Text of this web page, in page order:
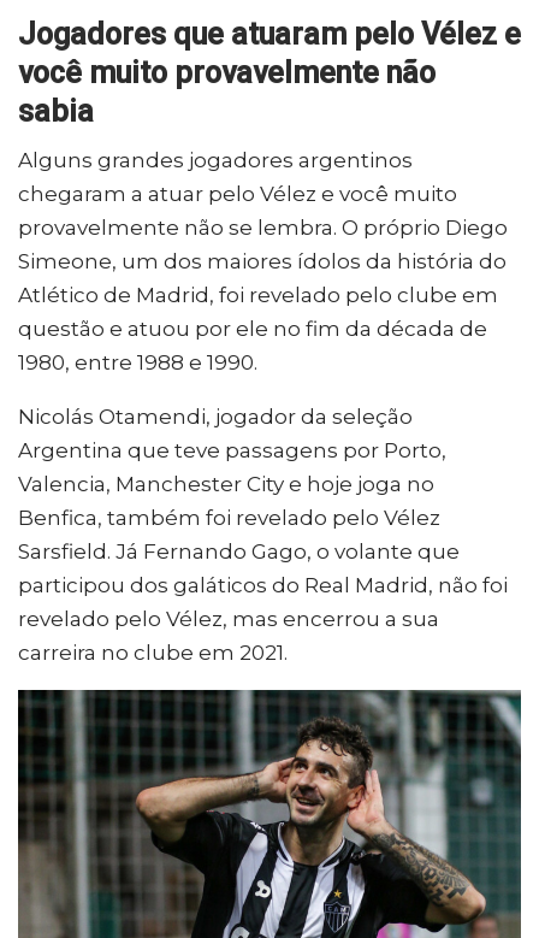
Jogadores que atuaram pelo Vélez e
você muito provavelmente não
sabia
Alguns grandes jogadores argentinos
chegaram a atuar pelo Vélez e você muito
provavelmente não se lembra. O próprio Diego
Simeone, um dos maiores ídolos da história do
Atlético de Madrid, foi revelado pelo clube em
questão e atuou por ele no fim da década de
1980, entre 1988 e 1990.
Nicolás Otamendi, jogador da seleção
Argentina que teve passagens por Porto,
Valencia, Manchester City e hoje joga no
Benfica, também foi revelado pelo Vélez
Sarsfield. Já Fernando Gago, o volante que
participou dos galáticos do Real Madrid, não foi
revelado pelo Vélez, mas encerrou a sua
carreira no clube em 2021.